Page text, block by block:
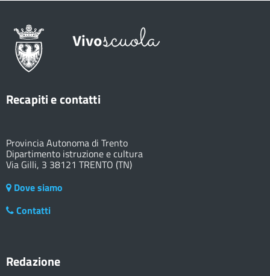
Recapiti e contatti
Provincia Autonoma di Trento
Dipartimento istruzione e cultura
Via Gilli, 3 38121 TRENTO (TN)
Dove siamo
Contatti
Redazione